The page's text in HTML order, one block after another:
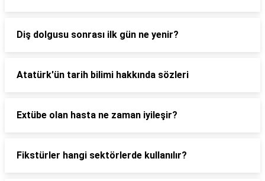
Diş dolgusu sonrası ilk gün ne yenir?
Atatürk'ün tarih bilimi hakkında sözleri
Extübe olan hasta ne zaman iyileşir?
Fikstürler hangi sektörlerde kullanılır?